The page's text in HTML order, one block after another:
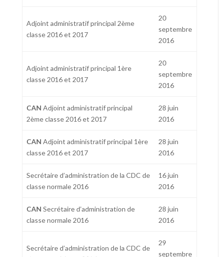
Adjoint administratif principal 2ème
classe 2016 et 2017
20
septembre
2016
Adjoint administratif principal 1ère
classe 2016 et 2017
20
septembre
2016
CAN Adjoint administratif principal
2ème classe 2016 et 2017
28 juin
2016
CAN Adjoint administratif principal 1ère
classe 2016 et 2017
28 juin
2016
Secrétaire d’administration de la CDC de
classe normale 2016
16 juin
2016
CAN Secrétaire d’administration de
classe normale 2016
28 juin
2016
Secrétaire d’administration de la CDC de
29
septembre